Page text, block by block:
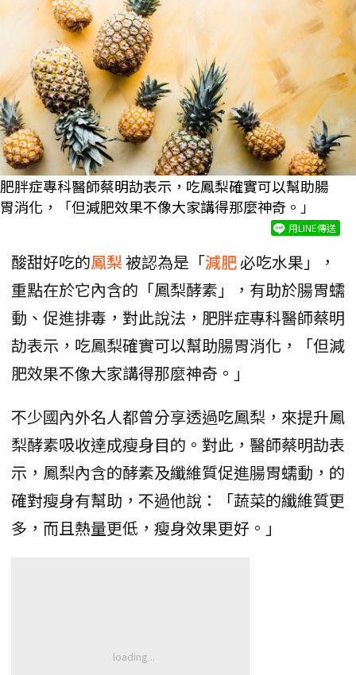
肥胖症專科醫師蔡明劼表示，吃鳳梨確實可以幫助腸
胃消化，「但減肥效果不像大家講得那麼神奇。」
用LINE傳送
酸甜好吃的鳳梨被認為是「減肥必吃水果」，
重點在於它內含的「鳳梨酵素」，有助於腸胃蠕
動、促進排毒，對此說法，肥胖症專科醫師蔡明
劼表示，吃鳳梨確實可以幫助腸胃消化，「但減
肥效果不像大家講得那麼神奇。」
不少國內外名人都曾分享透過吃鳳梨，來提升鳳
梨酵素吸收達成瘦身目的。對此，醫師蔡明劼表
示，鳳梨內含的酵素及纖維質促進腸胃蠕動，的
確對瘦身有幫助，不過他說：「蔬菜的纖維質更
多，而且熱量更低，瘦身效果更好。」